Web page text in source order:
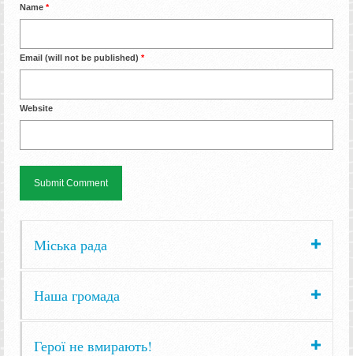
Name *
Email (will not be published) *
Website
Міська рада
Наша громада
Герої не вмирають!